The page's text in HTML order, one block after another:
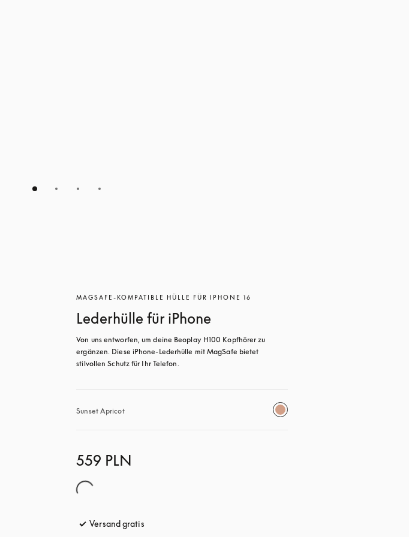
MAGSAFE-KOMPATIBLE HÜLLE FÜR IPHONE 16
Lederhülle für iPhone
Von uns entworfen, um deine Beoplay H100 Kopfhörer zu
ergänzen. Diese iPhone-Lederhülle mit MagSafe bietet
stilvollen Schutz für Ihr Telefon.
Sunset Apricot
559 PLN
Versand gratis